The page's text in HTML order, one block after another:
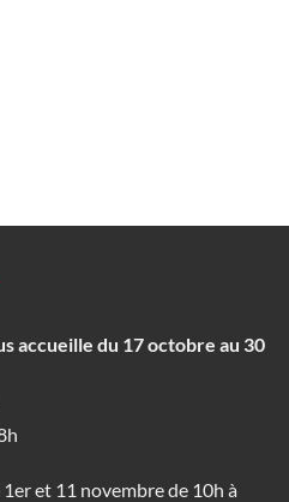
accueille du 17 octobre au 30
et 11 novembre de 10h à